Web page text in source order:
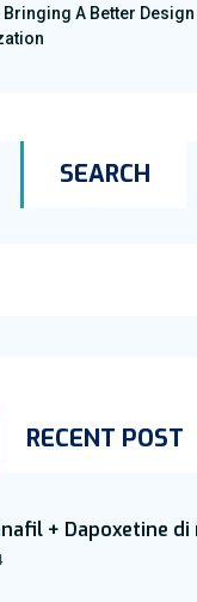
Bringing A Better
SEARCH
RECENT POST
+ Dapoxetine di